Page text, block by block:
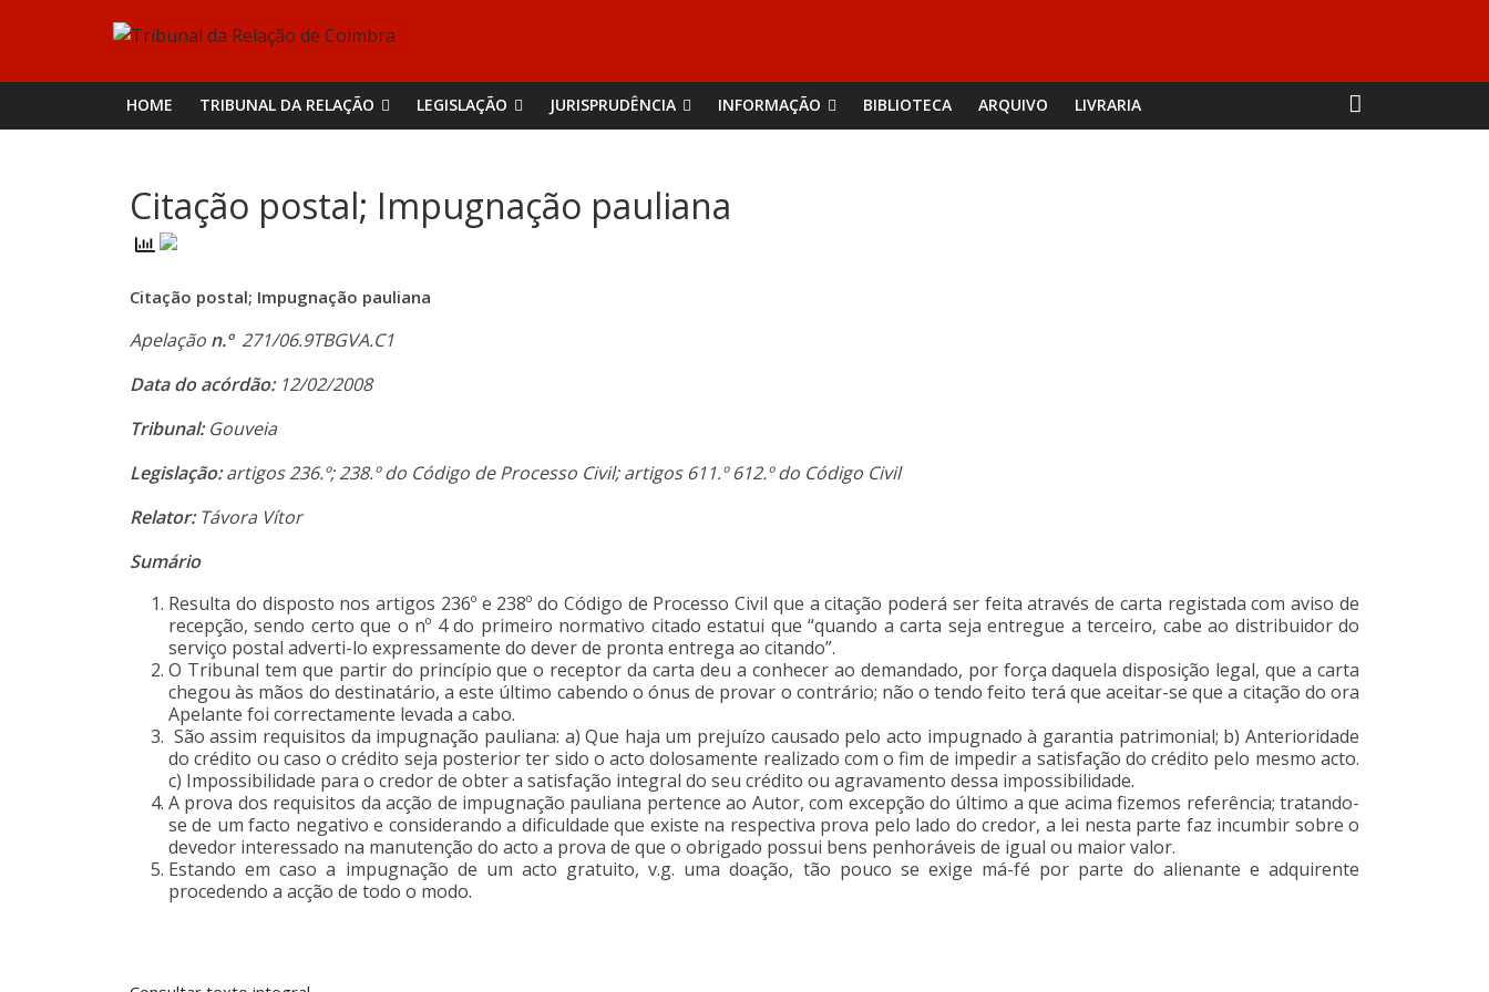
Tribunal
da
de
Coimbra
HOME TRIBUNAL DA RELAÇÃO LEGISLAÇÃO JURISPRUDÊNCIA INFORMAÇÃO BIBLIOTECA ARQUIVO LIVRARIA
Citação postal; Impugnação pauliana
Citação postal; Impugnação pauliana
Apelação n.º 271/06.9TBGVA.C1
Data do acórdão: 12/02/2008
Tribunal:Gouveia
Legislação:artigos 236.º; 238.º do Código de Processo Civil; artigos 611.º 612.º do Código Civil
Relator:Távora Vítor
Sumário
Resulta do disposto nos artigos 236º e 238º do Código de Processo Civil que a citação poderá ser feita através de carta registada com aviso de
recepção, sendo certo que o nº 4 do primeiro normativo citado estatui que “quando a carta seja entregue a terceiro, cabe ao distribuidor do
serviço postal adverti-lo expressamente do dever de pronta entrega ao citando”.
O Tribunal tem que partir do princípio que o receptor da carta deu a conhecer ao demandado, por força daquela disposição legal, que a carta
chegou às mãos do destinatário, a este último cabendo o ónus de provar o contrário; não o tendo feito terá que aceitar-se que a citação do ora
Apelante foi correctamente levada a cabo.
São assim requisitos da impugnação pauliana: a) Que haja um prejuízo causado pelo acto impug­nado à garantia patrimonial; b) Anterioridade
do cré­dito ou caso o crédito seja posterior ter sido o acto dolosa­mente realizado com o fim de impedir a satisfação do crédito pelo mesmo acto.
c) Impossibilidade para o credor de obter a satisfação integral do seu crédito ou agravamento dessa impossibilidade.
A prova dos requisitos da acção de impugnação pauliana pertence ao Autor, com excepção do último a que acima fizemos referência; tratando-
se de um facto negativo e considerando a dificuldade que existe na respec­tiva prova pelo lado do credor, a lei nesta parte faz incumbir sobre o
devedor interessado na manutenção do acto a prova de que o obrigado possui bens penhoráveis de igual ou maior valor.
Estando em caso a impugnação de um acto gratuito, v.g. uma doação, tão pouco se exige má-fé por parte do alienante e adquirente
procedendo a acção de todo o modo.